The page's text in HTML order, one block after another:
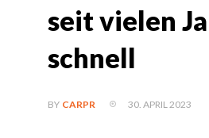
seit vielen
schnell
BY CARPR 30. APRIL 2023